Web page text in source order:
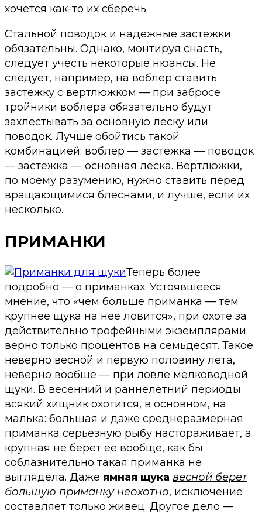
хочется как-то их сберечь.
Стальной поводок и надежные застежки
обязательны. Однако, монтируя снасть,
следует учесть некоторые нюансы. Не
следует, например, на воблер ставить
застежку с вертлюжком — при забросе
тройники воблера обязательно будут
захлестывать за основную леску или
поводок. Лучше обойтись такой
комбинацией; воблер — застежка — поводок
— застежка — основная леска. Вертлюжки,
по моему разумению, нужно ставить перед
вращающимися блеснами, и лучше, если их
несколько.
ПРИМАНКИ
Теперь более
подробно — о приманках. Устоявшееся
мнение, что «чем больше приманка — тем
крупнее щука на нее ловится», при охоте за
действительно трофейными экземплярами
верно только процентов на семьдесят. Такое
неверно весной и первую половину лета,
неверно вообще — при ловле мелководной
щуки. В весенний и раннелетний периоды
всякий хищник охотится, в основном, на
малька: большая и даже среднеразмерная
приманка серьезную рыбу настораживает, а
крупная не берет ее вообще, как бы
соблазнительно такая приманка не
выглядела. Даже ямная щука весной берет
большую приманку неохотно, исключение
составляет только живец. Другое дело —